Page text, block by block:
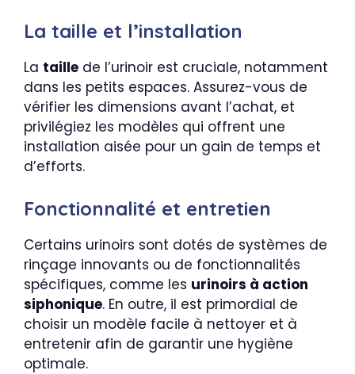
La taille et l’installation
La taille de l’urinoir est cruciale, notamment
dans les petits espaces. Assurez-vous de
vérifier les dimensions avant l’achat, et
privilégiez les modèles qui offrent une
installation aisée pour un gain de temps et
d’efforts.
Fonctionnalité et entretien
Certains urinoirs sont dotés de systèmes de
rinçage innovants ou de fonctionnalités
spécifiques, comme les urinoirs à action
siphonique. En outre, il est primordial de
choisir un modèle facile à nettoyer et à
entretenir afin de garantir une hygiène
optimale.